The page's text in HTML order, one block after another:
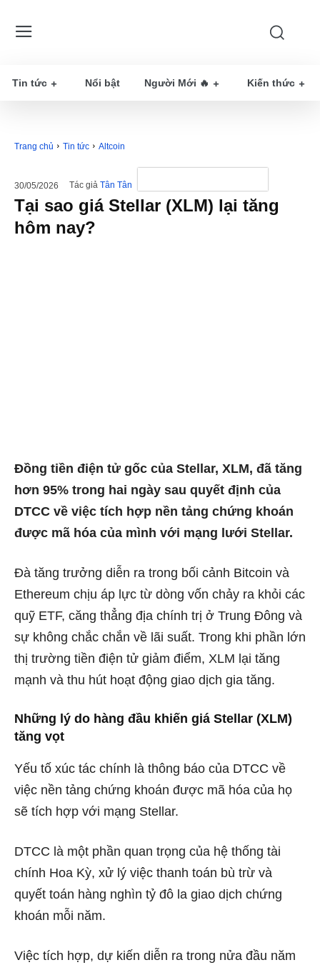
Tin tức Nổi bật Người Mới 🔥 Kiến thức
Trang chủ Tin tức Altcoin
30/05/2026 Tác giả Tân Tân
Tại sao giá Stellar (XLM) lại tăng
hôm nay?
Đồng tiền điện tử gốc của Stellar, XLM, đã tăng
hơn 95% trong hai ngày sau quyết định của
DTCC về việc tích hợp nền tảng chứng khoán
được mã hóa của mình với mạng lưới Stellar.
Đà tăng trưởng diễn ra trong bối cảnh Bitcoin và
Ethereum chịu áp lực từ dòng vốn chảy ra khỏi các
quỹ ETF, căng thẳng địa chính trị ở Trung Đông và
sự không chắc chắn về lãi suất. Trong khi phần lớn
thị trường tiền điện tử giảm điểm, XLM lại tăng
mạnh và thu hút hoạt động giao dịch gia tăng.
Những lý do hàng đầu khiến giá Stellar (XLM)
tăng vọt
Yếu tố xúc tác chính là thông báo của DTCC về
việc nền tảng chứng khoán được mã hóa của họ
sẽ tích hợp với mạng Stellar.
DTCC là một phần quan trọng của hệ thống tài
chính Hoa Kỳ, xử lý việc thanh toán bù trừ và
quyết toán hàng nghìn tỷ đô la giao dịch chứng
khoán mỗi năm.
Việc tích hợp, dự kiến ​​diễn ra trong nửa đầu năm